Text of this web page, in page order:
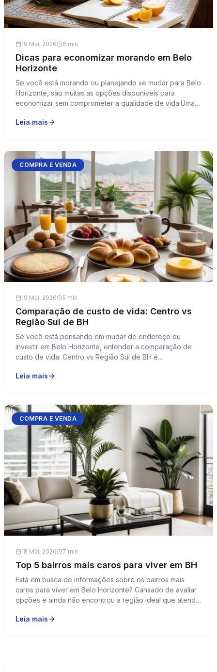
19 Mai, 2026 6 min
Dicas para economizar morando em Belo
Horizonte
Se você está morando ou planejando se mudar para Belo
Horizonte, são muitas as opções disponíveis para
economizar sem comprometer a qualidade de vida.Uma
em BH e como ele pode afetar sua decisão de
Leia mais
COMPRA E VENDA
19 Mai, 2026 5 min
Comparação de custo de vida: Centro vs
Região Sul de BH
Se você está pensando em mudar de endereço ou
investir em Belo Horizonte, entender a comparação de
custo de vida: Centro vs Região Sul de BH é
distintas que influenciam diretamente os gastos
Leia mais
COMPRA E VENDA
18 Mai, 2026 7 min
Top 5 bairros mais caros para viver em BH
Está em busca de informações sobre os bairros mais
caros para viver em Belo Horizonte? Cansado de avaliar
opções e ainda não encontrou a região ideal que atenda
mineira reflete não apenas a riqueza cultural e histórica
Leia mais